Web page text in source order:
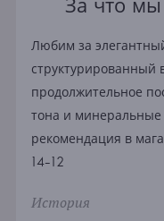
За что
Любим за
структурированный
продолжительное
тона и
рекомендация в
14-12
История